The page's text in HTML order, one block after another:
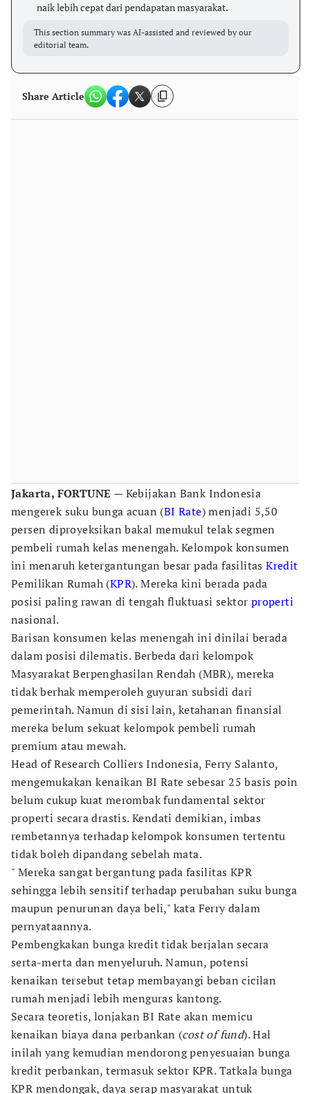
naik lebih cepat dari pendapatan masyarakat.
This section summary was AI-assisted and reviewed by our
editorial team.
Share Article
Jakarta, FORTUNE — Kebijakan Bank Indonesia
mengerek suku bunga acuan (BI Rate) menjadi 5,50
persen diproyeksikan bakal memukul telak segmen
pembeli rumah kelas menengah. Kelompok konsumen
ini menaruh ketergantungan besar pada fasilitasKredit
Pemilikan Rumah (KPR). Mereka kini berada pada
posisi paling rawan di tengah fluktuasi sektor properti
nasional.
Barisan konsumen kelas menengah ini dinilai berada
dalam posisi dilematis. Berbeda dari kelompok
Masyarakat Berpenghasilan Rendah (MBR), mereka
tidak berhak memperoleh guyuran subsidi dari
pemerintah. Namun di sisi lain, ketahanan finansial
mereka belum sekuat kelompok pembeli rumah
premium atau mewah.
Head of Research Colliers Indonesia, Ferry Salanto,
mengemukakan kenaikan BI Rate sebesar 25 basis poin
belum cukup kuat merombak fundamental sektor
properti secara drastis. Kendati demikian, imbas
rembetannya terhadap kelompok konsumen tertentu
tidak boleh dipandang sebelah mata.
" Mereka sangat bergantung pada fasilitas KPR
sehingga lebih sensitif terhadap perubahan suku bunga
maupun penurunan daya beli," kata Ferry dalam
pernyataannya.
Pembengkakan bunga kredit tidak berjalan secara
serta-merta dan menyeluruh. Namun, potensi
kenaikan tersebut tetap membayangi beban cicilan
rumah menjadi lebih menguras kantong.
Secara teoretis, lonjakan BI Rate akan memicu
kenaikan biaya dana perbankan (cost of fund). Hal
inilah yang kemudian mendorong penyesuaian bunga
kredit perbankan, termasuk sektor KPR. Tatkala bunga
KPR mendongak, daya serap masyarakat untuk